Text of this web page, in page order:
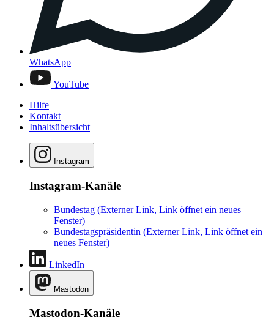
WhatsApp
YouTube
Hilfe
Kontakt
Inhaltsübersicht
Instagram
Instagram-Kanäle
Bundestag (Externer Link, Link öffnet ein neues
Fenster)
Bundestagspräsidentin (Externer Link, Link öffnet ein
neues Fenster)
LinkedIn
Mastodon
Mastodon-Kanäle